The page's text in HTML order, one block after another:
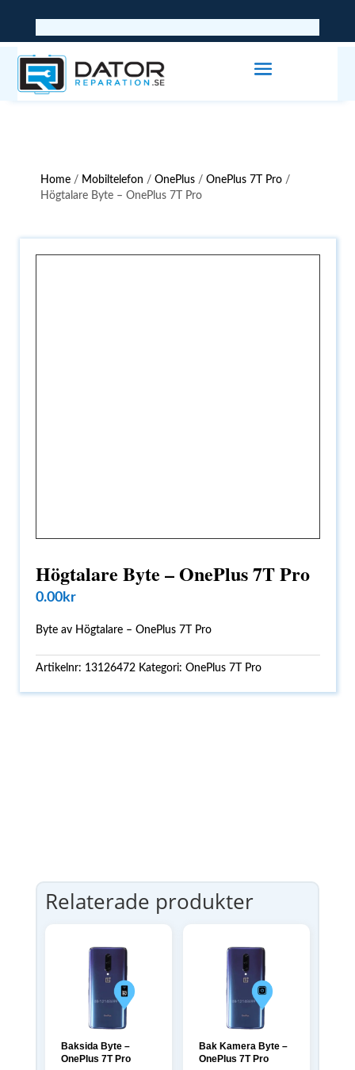
Home / Mobiltelefon /OnePlus /OnePlus 7T Pro /
Högtalare Byte – OnePlus 7T Pro
Högtalare Byte – OnePlus 7T Pro
0.00kr
Byte av Högtalare – OnePlus 7T Pro
Artikelnr: 13126472 Kategori:OnePlus 7T Pro
Relaterade produkter
Baksida Byte –
OnePlus 7T Pro
Bak Kamera Byte –
OnePlus 7T Pro